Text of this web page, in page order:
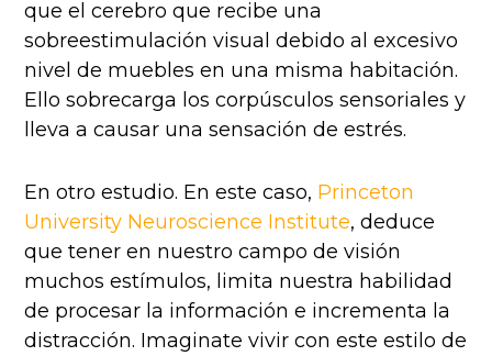
que el cerebro que recibe una
sobreestimulación visual debido al excesivo
nivel de muebles en una misma habitación.
Ello sobrecarga los corpúsculos sensoriales y
lleva a causar una sensación de estrés.
En otro estudio. En este caso, Princeton
University Neuroscience Institute, deduce
que tener en nuestro campo de visión
muchos estímulos, limita nuestra habilidad
de procesar la información e incrementa la
distracción. Imaginate vivir con este estilo de